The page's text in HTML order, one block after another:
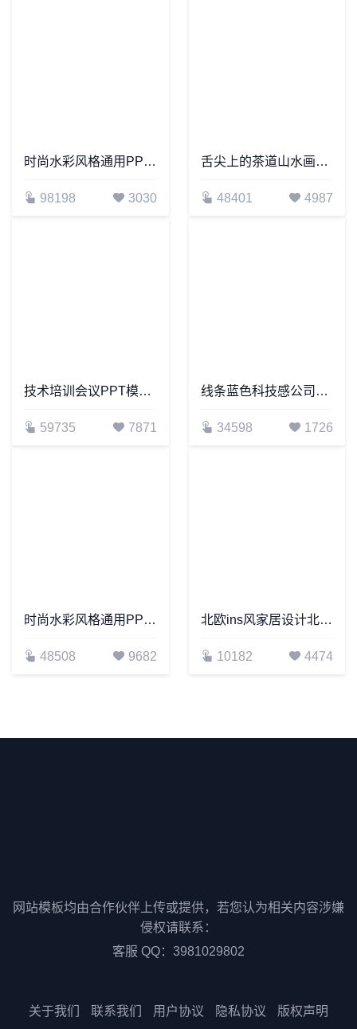
时尚水彩风格通用PPT模板(92)
98198 3030
舌尖上的茶道山水画册通用PPT模板
48401 4987
技术培训会议PPT模板框架完整PPT模板适用于年终总结新年计划工作汇报等
59735 7871
线条蓝色科技感公司简介项目计划书通用PPT模板
34598 1726
时尚水彩风格通用PPT模板(82)
48508 9682
北欧ins风家居设计北欧简约家具装修设计通用PPT模板
10182 4474
网站模板均由合作伙伴上传或提供，若您认为相关内容涉嫌
侵权请联系：
客服 QQ：3981029802
关于我们 联系我们 用户协议 隐私协议 版权声明